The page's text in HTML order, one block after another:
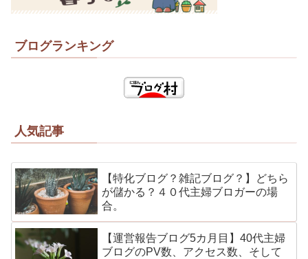
ブログランキング
人気記事
【特化ブログ？雑記ブログ？】どちら
が儲かる？４０代主婦ブロガーの場
合。
【運営報告ブログ5カ月目】40代主婦
ブログのPV数、アクセス数、そして